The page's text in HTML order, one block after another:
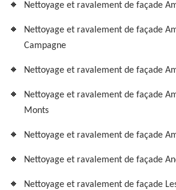
Nettoyage et ravalement de façade
Nettoyage et ravalement de façade
Campagne
Nettoyage et ravalement de façade
Nettoyage et ravalement de façade
Monts
Nettoyage et ravalement de façade
Nettoyage et ravalement de façade
Nettoyage et ravalement de façade